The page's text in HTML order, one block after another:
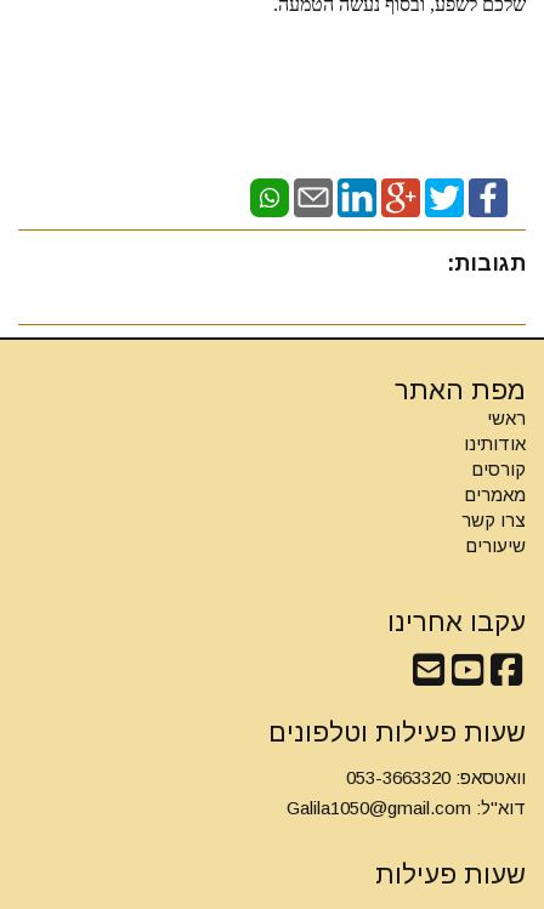
שלכם לשפע, ובסוף נעשה הטמעה.
תגובות:
מפת האתר
ראשי
אודותינו
קורסים
מאמרים
צרו קשר
שיעורים
עקבו אחרינו
שעות פעילות וטלפונים
וואטסאפ: 053-3663320
דוא"ל: Galila1050@gmail.com
שעות פעילות